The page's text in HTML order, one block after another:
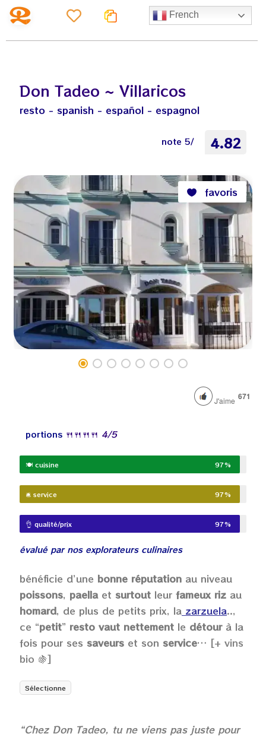
French
Don Tadeo ~ Villaricos
resto - spanish - español - espagnol
note 5/ 4.82
favoris
J'aime 671
portions 🍴 🍴 🍴 🍴 4/5
🍽️ cuisine 97%
🛎️ service 97%
👌 qualité/prix 97%
évalué par nos explorateurs culinaires
bénéficie d’une bonne réputation au niveau
poissons, paella et surtout leur fameux riz au
homard, de plus de petits prix, la zarzuela..,
ce “petit” resto vaut nettement le détour à la
fois pour ses saveurs et son service… [+ vins
bio 🍇]
Sélectionne
“Chez Don Tadeo, tu ne viens pas juste pour